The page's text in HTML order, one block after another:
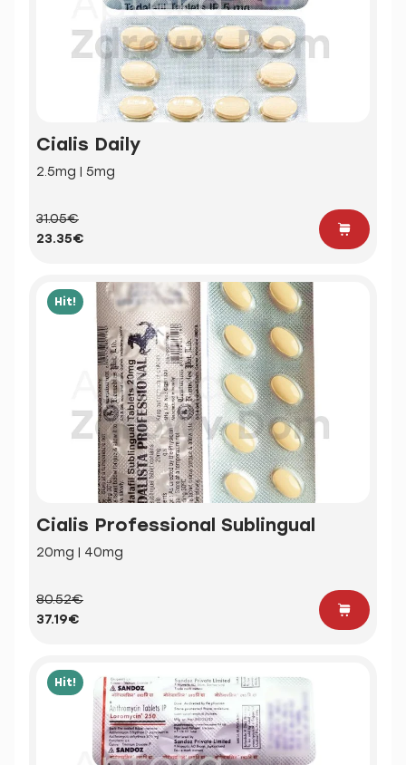
Cialis Daily
2.5mg | 5mg
31.05€
23.35€
Hit!
Cialis Professional Sublingual
20mg | 40mg
80.52€
37.19€
Hit!